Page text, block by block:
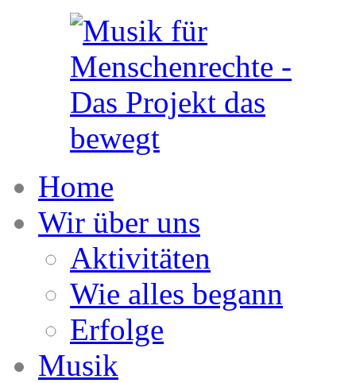
Home
Wir über uns
Aktivitäten
Wie alles begann
Erfolge
Musik